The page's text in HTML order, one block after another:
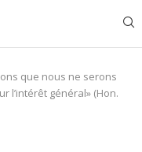
que nous ne serons
l’intérêt général» (Hon.